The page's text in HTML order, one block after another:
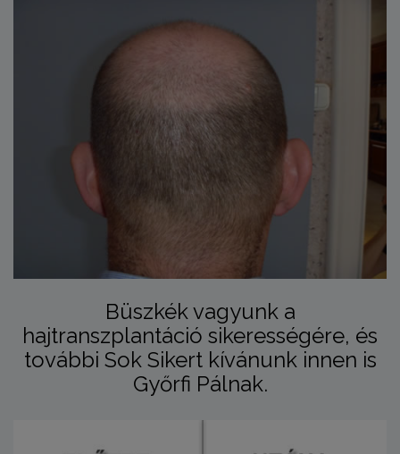
Büszkék vagyunk a
hajtranszplantáció sikerességére, és
további Sok Sikert kívánunk innen is
Győrfi Pálnak.